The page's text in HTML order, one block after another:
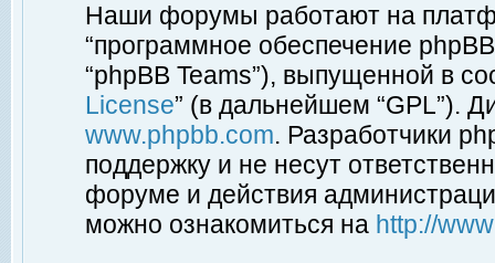
Наши форумы работают на
“программное обеспечение
“phpBB Teams”), выпущенной в
License” (в дальнейшем “GPL”).
www.phpbb.com. Разработчики
поддержку и не несут
форуме и действия
можно ознакомиться на http://